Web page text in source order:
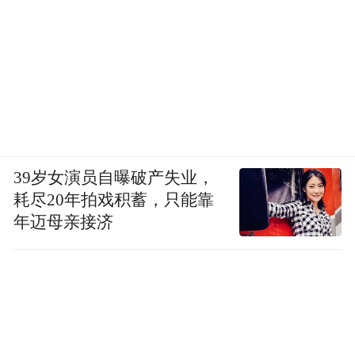
39岁女演员自曝破产失业，
耗尽20年拍戏积蓄，只能靠
年迈母亲接济